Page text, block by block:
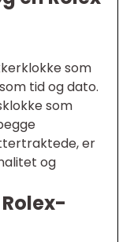
som
tid og dato.
som
er
og